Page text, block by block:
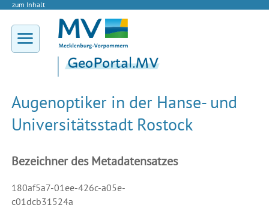
zum Inhalt
Augenoptiker in der Hanse- und
Universitätsstadt Rostock
Bezeichner des Metadatensatzes
180af5a7-01ee-426c-a05e-
c01dcb31524a